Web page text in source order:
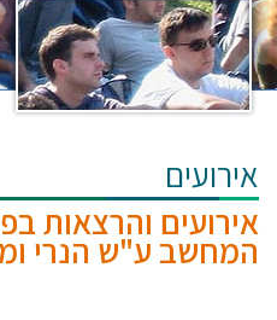
אירועים
אירועים והרצאות
המחשב ע"ש הנרי